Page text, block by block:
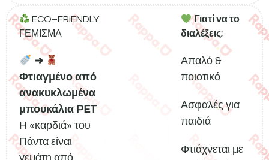
ECO–FRIENDLY
ΓΕΜΙΣΜΑ
➜
Φτιαγμένο από
ανακυκλωμένα
μπουκάλια PET
Η «καρδιά» του
Πάντα είναι
Γιατί να το
διαλέξεις;
Απαλό &
ποιοτικό
Ασφαλές για
παιδιά
Φτιάχνεται με